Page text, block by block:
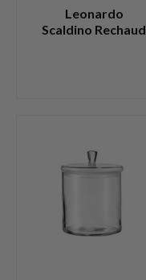
Leonardo
Scaldino Rechaud